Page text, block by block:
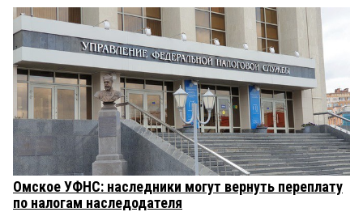
Омское УФНС: наследники могут вернуть переплату
по налогам наследодателя